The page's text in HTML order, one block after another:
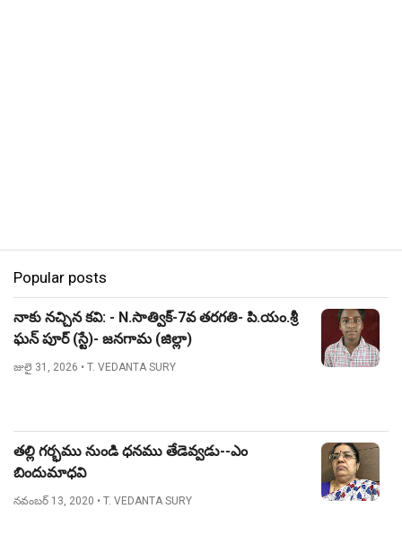
Popular posts
నాకు నచ్చిన కవి: - N.సాత్విక్-7వ తరగతి- పి.యం.శ్రీ
ఘన్ పూర్ (స్టే)- జనగామ (జిల్లా)
జులై 31, 2026 • T. VEDANTA SURY
తల్లి గర్భము నుండి ధనము తేడెవ్వడు--ఎం
బిందుమాధవి
నవంబర్ 13, 2020 • T. VEDANTA SURY